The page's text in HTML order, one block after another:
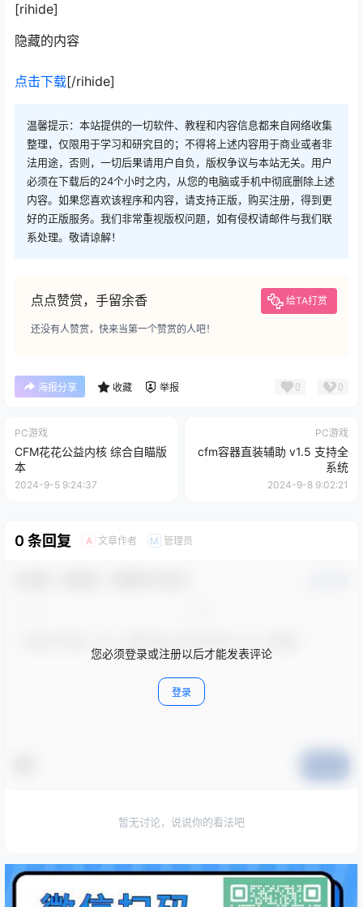
[rihide]
隐藏的内容
点击下载[/rihide]
温馨提示：本站提供的一切软件、教程和内容信息都来自网络收集
整理，仅限用于学习和研究目的；不得将上述内容用于商业或者非
法用途，否则，一切后果请用户自负，版权争议与本站无关。用户
必须在下载后的24个小时之内，从您的电脑或手机中彻底删除上述
内容。如果您喜欢该程序和内容，请支持正版，购买注册，得到更
好的正版服务。我们非常重视版权问题，如有侵权请邮件与我们联
系处理。敬请谅解！
点点赞赏，手留余香 给TA打赏
还没有人赞赏，快来当第一个赞赏的人吧！
海报分享 收藏 举报 0 0
PC游戏
CFM花花公益内核 综合自瞄版
本
2024-9-5 9:24:37
PC游戏
cfm容器直装辅助 v1.5 支持全
系统
2024-9-8 9:02:21
0 条回复 A 文章作者 M 管理员
您必须登录或注册以后才能发表评论
登录
暂无讨论，说说你的看法吧